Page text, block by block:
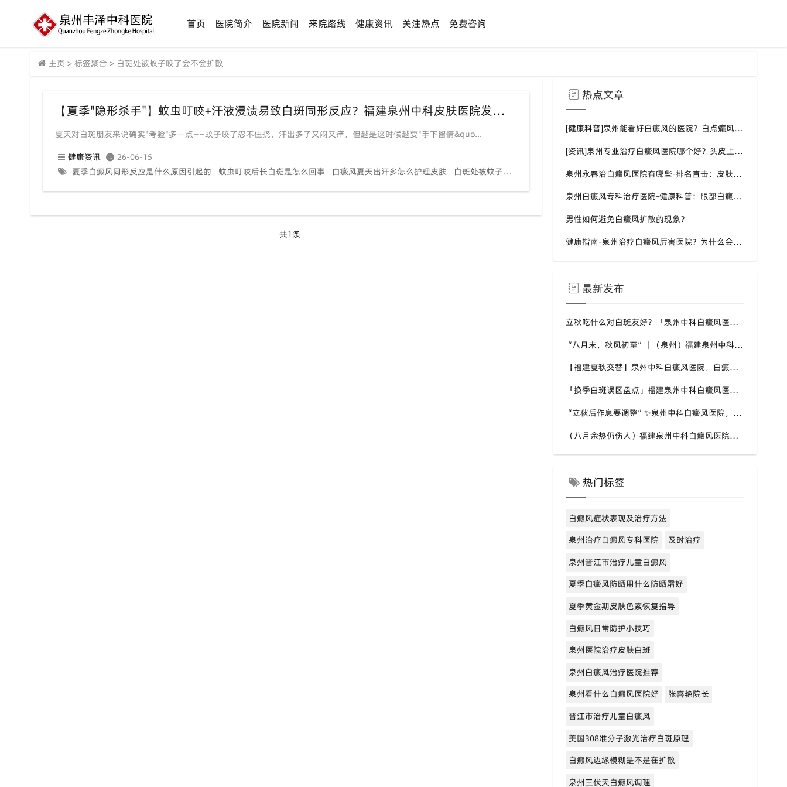
首页 医院简介 医院新闻 来院路线 健康资讯 关注热点 免费咨询
主页 > 标签聚合 > 白斑处被蚊子咬了会不会扩散
【夏季"隐形杀手"】蚊虫叮咬+汗液浸渍易致白斑同形反应？福建泉州中科皮肤医院发布《夏季白斑护理红黑榜》
夏天对白斑朋友来说确实"考验"多一点——蚊子咬了忍不住挠、汗出多了又闷又痒，但越是这时候越要"手下留情&quo...
健康资讯
26-06-15
夏季白癜风同形反应是什么原因引起的
蚊虫叮咬后长白斑是怎么回事 白癜风夏天出汗多怎么护理皮肤 白斑处被蚊子咬了会不会扩散 泉州哪里看白斑比较靠谱皮肤科
共1条
热点文章
[健康科普]泉州能看好白癜风的医院？白点癫风需要注意什么饮食？
[资讯]泉州专业治疗白癜风医院哪个好？头皮上有一块白色厚厚的头皮？
泉州永春治白癜风医院有哪些-排名直击：皮肤白斑是什么原因导致的？
泉州白癜风专科治疗医院-健康科普：眼部白癜风症状？
男性如何避免白癜风扩散的现象？
健康指南-泉州治疗白癜风厉害医院？为什么会长白斑的原因？
最新发布
立秋吃什么对白斑友好？「泉州中科白癜风医院」福建白癜风患者饮食不要盲目忌口
“八月末，秋风初至”｜（泉州）福建泉州中科白癜风医院，聊聊白癜风换季防护关键点
【福建夏秋交替】泉州中科白癜风医院，白癜风患者，入秋之后洗澡习惯也要多注意
「换季白斑误区盘点」福建泉州中科白癜风医院，白斑消长多变，科学对待才是正道
“立秋后作息要调整”✨泉州中科白癜风医院，白癜风患者，不良作息会影响皮肤状态
（八月余热仍伤人）福建泉州中科白癜风医院，白癜风外出，依旧要做好硬防晒措施
热门标签
白癜风症状表现及治疗方法
泉州治疗白癜风专科医院
及时治疗
泉州晋江市治疗儿童白癜风
夏季白癜风防晒用什么防晒霜好
夏季黄金期皮肤色素恢复指导
白癜风日常防护小技巧
泉州医院治疗皮肤白斑
泉州白癜风治疗医院推荐
泉州看什么白癜风医院好
张喜艳院长
晋江市治疗儿童白癜风
美国308准分子激光治疗白斑原理
白癜风边缘模糊是不是在扩散
泉州三伏天白癜风调理